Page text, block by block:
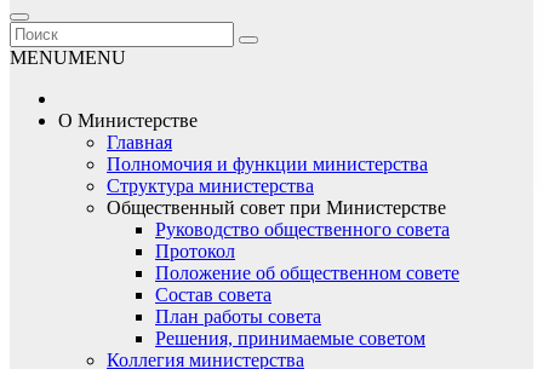
MENUMENU
О Министерстве
Главная
Полномочия и функции министерства
Структура министерства
Общественный совет при Министерстве
Руководство общественного совета
Протокол
Положение об общественном совете
Состав совета
План работы совета
Решения, принимаемые советом
Коллегия министерства